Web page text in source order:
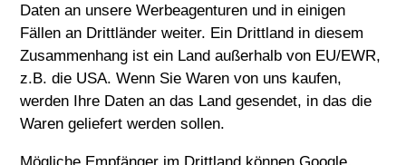
Daten an unsere Werbeagenturen und in einigen
Fällen an Drittländer weiter. Ein Drittland in diesem
Zusammenhang ist ein Land außerhalb von EU/EWR,
z.B. die USA. Wenn Sie Waren von uns kaufen,
werden Ihre Daten an das Land gesendet, in das die
Waren geliefert werden sollen.
Mögliche Empfänger im Drittland können Google,